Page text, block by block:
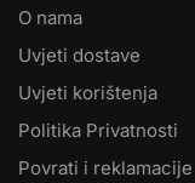
O nama
Uvjeti dostave
Uvjeti korištenja
Politika Privatnosti
Povrati i reklamacije